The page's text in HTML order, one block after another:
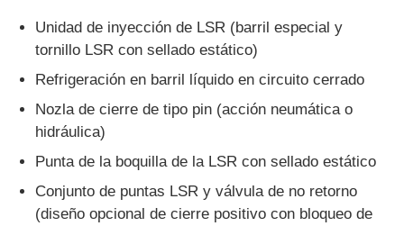
Unidad de inyección de LSR (barril especial y
tornillo LSR con sellado estático)
Refrigeración en barril líquido en circuito cerrado
Nozla de cierre de tipo pin (acción neumática o
hidráulica)
Punta de la boquilla de la LSR con sellado estático
Conjunto de puntas LSR y válvula de no retorno
(diseño opcional de cierre positivo con bloqueo de